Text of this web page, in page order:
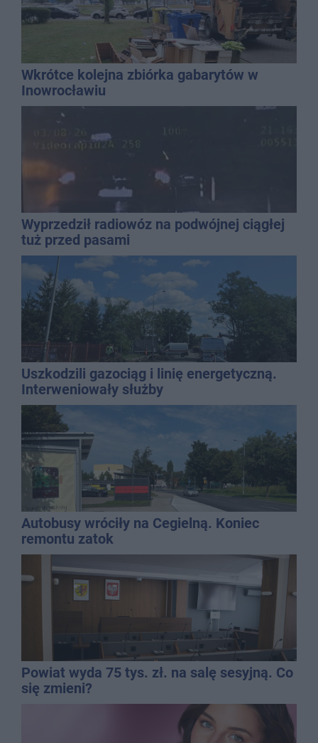
Wkrótce kolejna zbiórka gabarytów w
Inowrocławiu
Wyprzedził radiowóz na podwójnej ciągłej
tuż przed pasami
Uszkodzili gazociąg i linię energetyczną.
Interweniowały służby
Autobusy wróciły na Cegielną. Koniec
remontu zatok
Powiat wyda 75 tys. zł. na salę sesyjną. Co
się zmieni?